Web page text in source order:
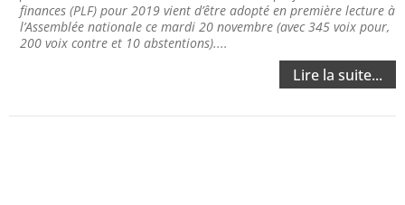
finances (PLF) pour 2019 vient d’être adopté en première lecture à
l’Assemblée nationale ce mardi 20 novembre (avec 345 voix pour,
200 voix contre et 10 abstentions)....
Lire la suite...